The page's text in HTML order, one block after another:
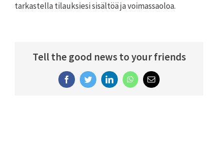
tarkastella tilauksiesi sisältöä ja voimassaoloa.
Tell the good news to your friends
FacebookTwitterLinkedInWhatsAppEmail